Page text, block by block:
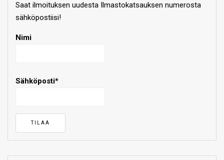
Saat ilmoituksen uudesta Ilmastokatsauksen numerosta
sähköpostiisi!
Nimi
Sähköposti*